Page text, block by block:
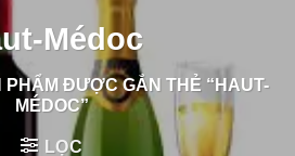
Médoc
ĐƯỢC GẮN THẺ “HAUT-
MÉDOC”
LỌC